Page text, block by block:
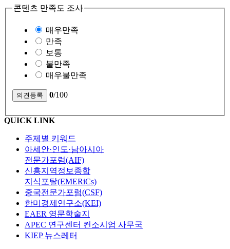
콘텐츠 만족도 조사
매우만족
만족
보통
불만족
매우불만족
0/100
QUICK LINK
주제별 키워드
아세안·인도·남아시아
전문가포럼(AIF)
신흥지역정보종합
지식포탈(EMERiCs)
중국전문가포럼(CSF)
한미경제연구소(KEI)
EAER 영문학술지
APEC 연구센터 컨소시엄 사무국
KIEP 뉴스레터